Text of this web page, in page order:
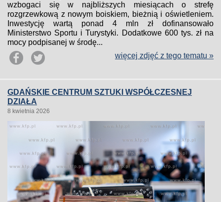
wzbogaci się w najbliższych miesiącach o strefę
rozgrzewkową z nowym boiskiem, bieżnią i oświetleniem.
Inwestycję wartą ponad 4 mln zł dofinansowało
Ministerstwo Sportu i Turystyki. Dodatkowe 600 tys. zł na
mocy podpisanej w środę...
więcej zdjęć z tego tematu »
GDAŃSKIE CENTRUM SZTUKI WSPÓŁCZESNEJ
DZIAŁA
8 kwietnia 2026